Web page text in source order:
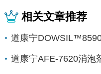
相关文章推荐